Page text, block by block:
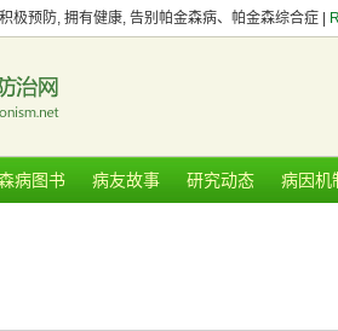
极预防, 拥有健康, 告别帕金森病、帕金森综合症 |
病图书 病友故事 研究动态 病因机